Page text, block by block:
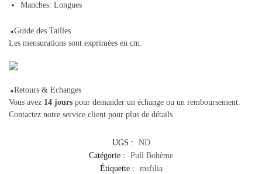
Manches: Longues
◄Guide des Tailles
Les mensurations sont exprimées en cm.
◄Retours & Echanges
Vous avez 14 jours pour demander un échange ou un remboursement.
Contactez notre service client pour plus de détails.
UGS :
ND
Catégorie :
Pull Bohème
Étiquette :
msfilia